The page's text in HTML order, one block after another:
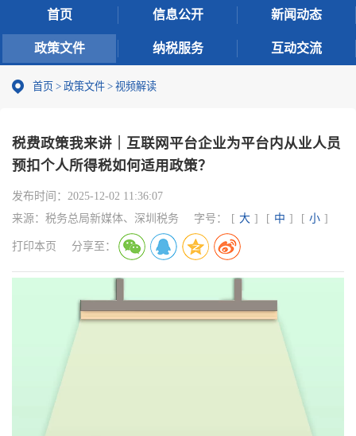
首页 信息公开 新闻动态
政策文件 纳税服务 互动交流
首页 > 政策文件 > 视频解读
税费政策我来讲｜互联网平台企业为平台内从业人员
预扣个人所得税如何适用政策？
发布时间： 2025-12-02 11:36:07
来源： 税务总局新媒体、深圳税务 字号： [ 大 ] [ 中 ] [ 小 ]
打印本页 分享至：